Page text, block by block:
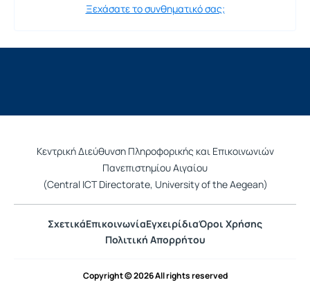
Ξεχάσατε το συνθηματικό σας;
Κεντρική Διεύθυνση Πληροφορικής και Επικοινωνιών
Πανεπιστημίου Αιγαίου
(Central ICT Directorate, University of the Aegean)
ΣχετικάΕπικοινωνίαΕγχειρίδιαΌροι Χρήσης
Πολιτική Απορρήτου
Copyright © 2026 All rights reserved